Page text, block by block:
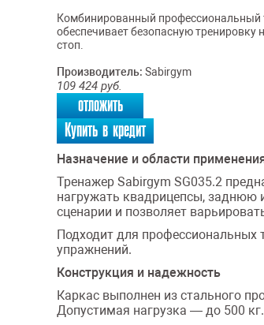
Комбинированный профессиональный
обеспечивает безопасную
стоп.
Производитель: Sabirgym
109 424 руб.
отложить
Купить в кредит
Назначение и области
Тренажер Sabirgym SG035.2
нагружать квадрицепсы,
сценарии и позволяет
Подходит для профессиональных
упражнений.
Конструкция и надежность
Каркас выполнен из стального
Допустимая нагрузка — до 500 кг.